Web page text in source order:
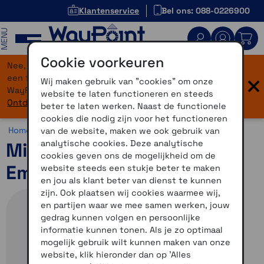
Klantenservice Bel ons: 088-0226900
Nee, je bent niet verdwaald! Onze website heeft
een flinke upgrade gekregen. Dezelfde vertrouwde
WayPoint-service, maar dan in een modern jasje.
Ontdek hier wat er allemaal nieuw is.
×
Home >Overig >Midland >Diversen
Midland ER300 Pro
Emergency Radio
Cookie voorkeuren
Wij maken gebruik van "cookies" om onze
website te laten functioneren en steeds
beter te laten werken. Naast de functionele
cookies die nodig zijn voor het functioneren
van de website, maken we ook gebruik van
analytische cookies. Deze analytische
cookies geven ons de mogelijkheid om de
website steeds een stukje beter te maken
en jou als klant beter van dienst te kunnen
zijn. Ook plaatsen wij cookies waarmee wij,
en partijen waar we mee samen werken, jouw
gedrag kunnen volgen en persoonlijke
informatie kunnen tonen. Als je zo optimaal
mogelijk gebruik wilt kunnen maken van onze
website, klik hieronder dan op 'Alles